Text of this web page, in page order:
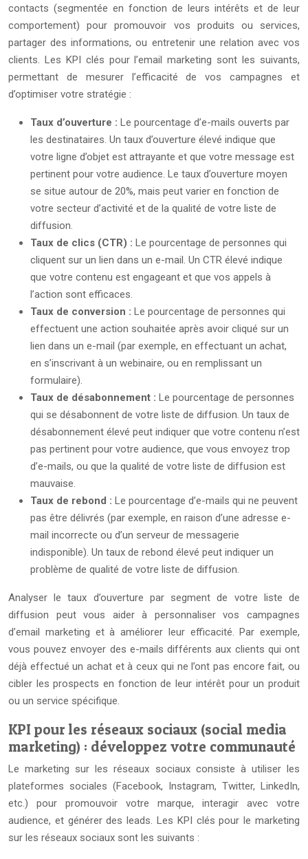
contacts (segmentée en fonction de leurs intérêts et de leur
comportement) pour promouvoir vos produits ou services,
partager des informations, ou entretenir une relation avec vos
clients. Les KPI clés pour l’email marketing sont les suivants,
permettant de mesurer l’efficacité de vos campagnes et
d’optimiser votre stratégie :
Taux d’ouverture : Le pourcentage d’e-mails ouverts par
les destinataires. Un taux d’ouverture élevé indique que
votre ligne d’objet est attrayante et que votre message est
pertinent pour votre audience. Le taux d’ouverture moyen
se situe autour de 20%, mais peut varier en fonction de
votre secteur d’activité et de la qualité de votre liste de
diffusion.
Taux de clics (CTR) : Le pourcentage de personnes qui
cliquent sur un lien dans un e-mail. Un CTR élevé indique
que votre contenu est engageant et que vos appels à
l’action sont efficaces.
Taux de conversion : Le pourcentage de personnes qui
effectuent une action souhaitée après avoir cliqué sur un
lien dans un e-mail (par exemple, en effectuant un achat,
en s’inscrivant à un webinaire, ou en remplissant un
formulaire).
Taux de désabonnement : Le pourcentage de personnes
qui se désabonnent de votre liste de diffusion. Un taux de
désabonnement élevé peut indiquer que votre contenu n’est
pas pertinent pour votre audience, que vous envoyez trop
d’e-mails, ou que la qualité de votre liste de diffusion est
mauvaise.
Taux de rebond : Le pourcentage d’e-mails qui ne peuvent
pas être délivrés (par exemple, en raison d’une adresse e-
mail incorrecte ou d’un serveur de messagerie
indisponible). Un taux de rebond élevé peut indiquer un
problème de qualité de votre liste de diffusion.
Analyser le taux d’ouverture par segment de votre liste de
diffusion peut vous aider à personnaliser vos campagnes
d’email marketing et à améliorer leur efficacité. Par exemple,
vous pouvez envoyer des e-mails différents aux clients qui ont
déjà effectué un achat et à ceux qui ne l’ont pas encore fait, ou
cibler les prospects en fonction de leur intérêt pour un produit
ou un service spécifique.
KPI pour les réseaux sociaux (social media
marketing) : développez votre communauté
Le marketing sur les réseaux sociaux consiste à utiliser les
plateformes sociales (Facebook, Instagram, Twitter, LinkedIn,
etc.) pour promouvoir votre marque, interagir avec votre
audience, et générer des leads. Les KPI clés pour le marketing
sur les réseaux sociaux sont les suivants :